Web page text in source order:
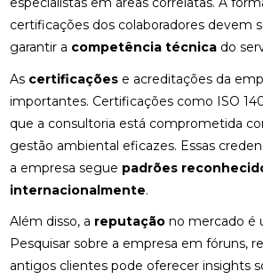
certificações dos colaboradores devem
garantir a competência técnicado
As certificaçõese acreditações da
importantes. Certificações como ISO
que a consultoria está comprometida
gestão ambiental eficazes. Essas
a empresa segue padrões
internacionalmente.
Além disso, a reputaçãono mercado é
Pesquisar sobre a empresa em fóruns,
antigos clientes pode oferecer insights